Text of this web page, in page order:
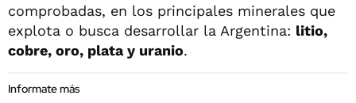
comprobadas, en los principales minerales que
explota o busca desarrollar la Argentina: litio,
cobre, oro, plata y uranio.
Informate más